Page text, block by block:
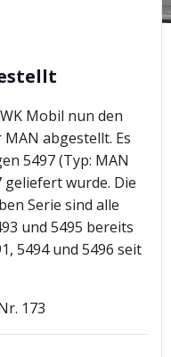
Mobil nun den
abgestellt. Es
5497 (Typ: MAN
geliefert wurde. Die
Serie sind alle
und 5495 bereits
5494 und 5496 seit
173